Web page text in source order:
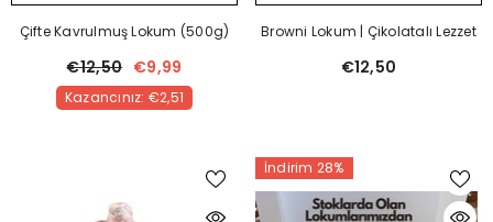
Çifte Kavrulmuş Lokum (500g)
€12,50 €9,99
Kazancınız: €2,51
Browni Lokum | Çikolatalı Lezzet
€12,50
İndirim 28%